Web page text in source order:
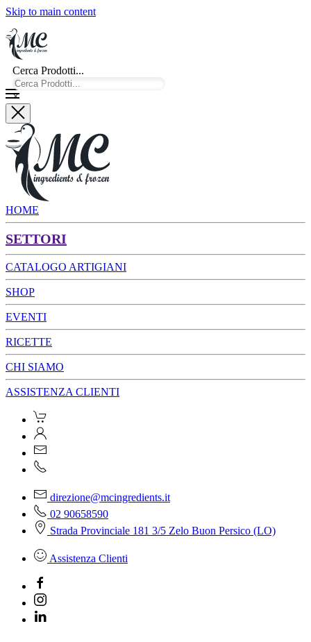
Skip to main content
Cerca Prodotti...
×
HOME
SETTORI
CATALOGO ARTIGIANI
SHOP
EVENTI
RICETTE
CHI SIAMO
ASSISTENZA CLIENTI
direzione@mcingredients.it
02 90658590
Strada Provinciale 181 3/5 Zelo Buon Persico (LO)
Assistenza Clienti